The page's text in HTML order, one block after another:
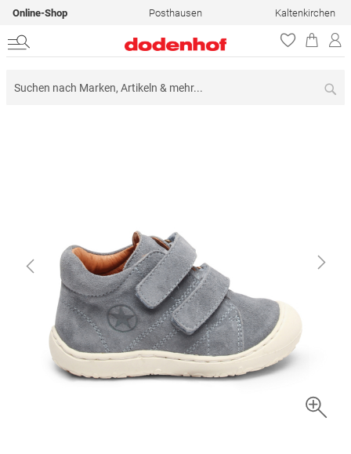
Online-Shop Posthausen Kaltenkirchen